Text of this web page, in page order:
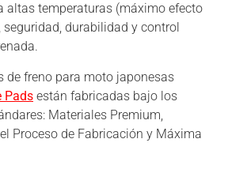
altas temperaturas (máximo efecto
durabilidad y control
de freno para moto japonesas
Pads están fabricadas bajo los
Materiales Premium,
Proceso de Fabricación y Máxima